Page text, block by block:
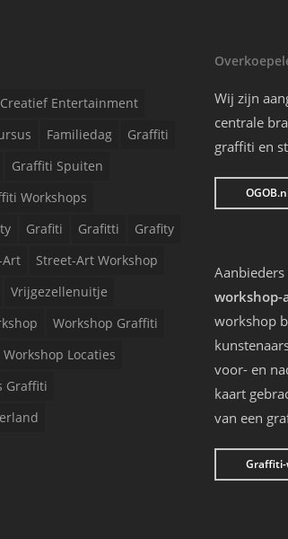
Creatief Entertainment
Familiedag
Graffiti
Graffiti Spuiten
Workshops
Grafiti Grafitti
Grafity
Art
Street-Art Workshop
Vrijgezellenuitje
Workshop Graffiti
Workshop Locaties
Graffiti
Wij zijn
centrale
graffiti en
workshop-
workshop
voor- en
kaart
van een
Graffiti-